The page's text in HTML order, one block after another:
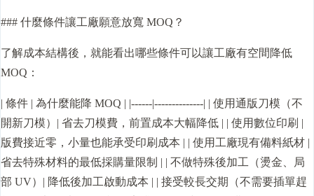
### 什麼條件讓工廠願意放寬 MOQ？
了解成本結構後，就能看出哪些條件可以讓工廠有空間降低
MOQ：
| 條件 | 為什麼能降 MOQ | |------|--------------| | 使用通版刀模（不
開新刀模）| 省去刀模費，前置成本大幅降低 | | 使用數位印刷 |
版費接近零，小量也能承受印刷成本 | | 使用工廠現有備料紙材 |
省去特殊材料的最低採購量限制 | | 不做特殊後加工（燙金、局
部 UV）| 降低後加工啟動成本 | | 接受較長交期（不需要插單趕